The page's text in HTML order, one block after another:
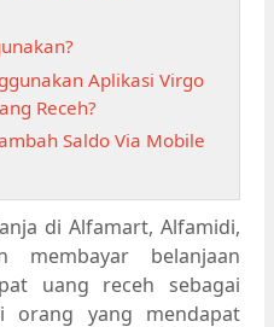
Aplikasi Virgo
Receh?
Saldo Via Mobile
di Alfamart, Alfamidi,
membayar belanjaan
uang receh sebagai
orang yang mendapat